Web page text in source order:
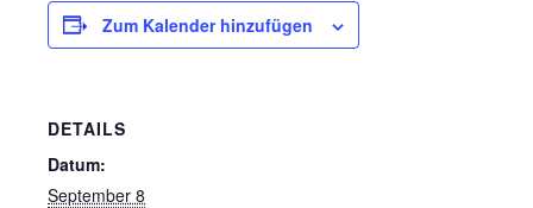
Zum Kalender hinzufügen
DETAILS
Datum:
September 8